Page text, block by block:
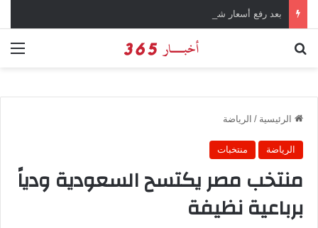
الرئيسية / الرياضة
الرياضة منتخبات
منتخب مصر يكتسح السعودية ودياً
برباعية نظيفة